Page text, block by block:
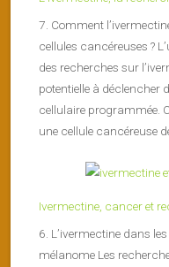
7. Comment
cellules cancéreuses ?
des recherches sur
potentielle à déclencher
cellulaire programmée.
une cellule cancéreuse
Ivermectine, cancer et
6. L’ivermectine dans
mélanome Les